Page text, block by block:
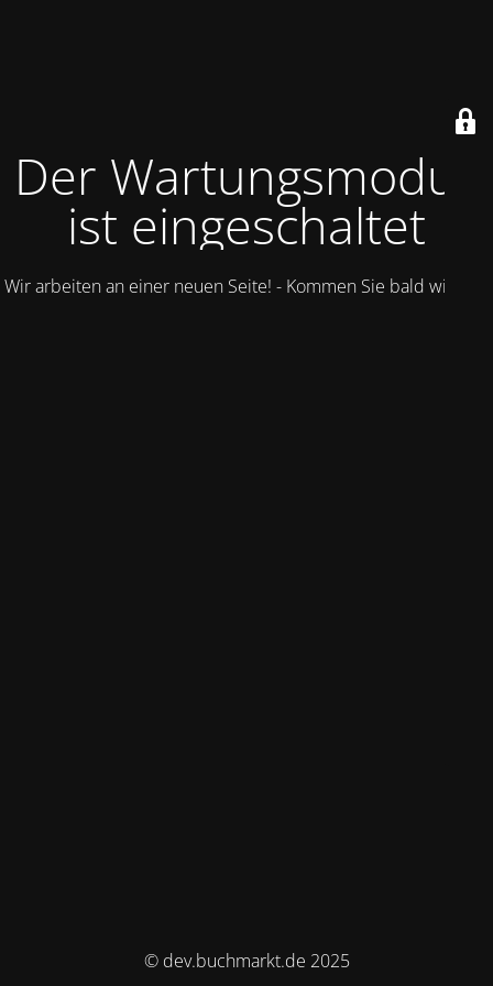
Der Wartungsmodus
ist eingeschaltet
Wir arbeiten an einer neuen Seite! - Kommen Sie bald wieder.
© dev.buchmarkt.de 2025